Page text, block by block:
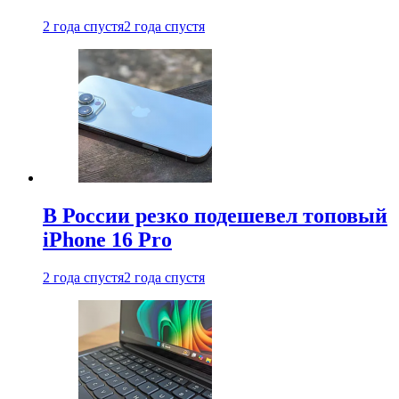
2 года спустя2 года спустя
В России резко подешевел топовый
iPhone 16 Pro
2 года спустя2 года спустя